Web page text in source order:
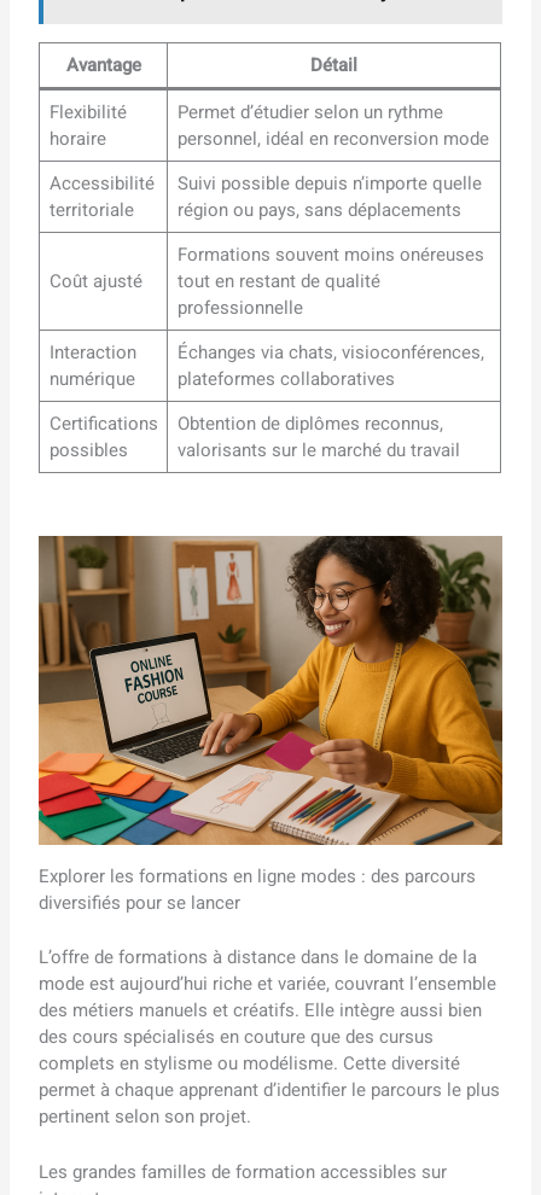
Avantage
Détail
Flexibilité
horaire
Permet d’étudier selon un rythme
personnel, idéal en reconversion mode
Accessibilité
territoriale
Suivi possible depuis n’importe quelle
région ou pays, sans déplacements
Coût ajusté
Formations souvent moins onéreuses
tout en restant de qualité
professionnelle
Interaction
numérique
Échanges via chats, visioconférences,
plateformes collaboratives
Certifications
possibles
Obtention de diplômes reconnus,
valorisants sur le marché du travail
Explorer les formations en ligne modes : des parcours
diversifiés pour se lancer
L’offre de formations à distance dans le domaine de la
mode est aujourd’hui riche et variée, couvrant l’ensemble
des métiers manuels et créatifs. Elle intègre aussi bien
des cours spécialisés en couture que des cursus
complets en stylisme ou modélisme. Cette diversité
permet à chaque apprenant d’identifier le parcours le plus
pertinent selon son projet.
Les grandes familles de formation accessibles sur